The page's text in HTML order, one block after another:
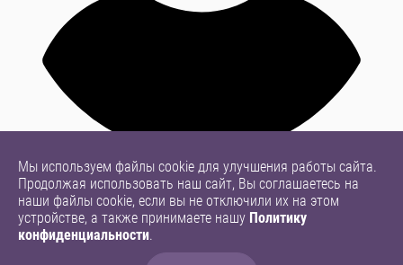
Мы используем файлы cookie для улучшения работы сайта.
Продолжая использовать наш сайт, Вы соглашаетесь на
наши файлы cookie, если вы не отключили их на этом
устройстве, а также принимаете нашу Политику
конфиденциальности.